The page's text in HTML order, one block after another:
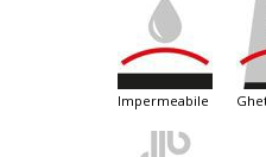
impermeabile